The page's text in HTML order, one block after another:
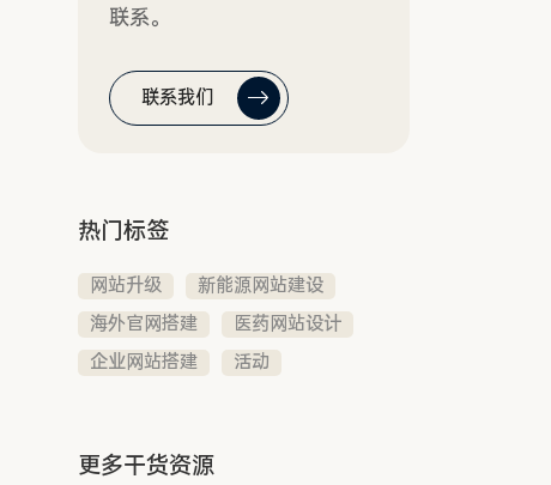
联系。
联系我们
热门标签
网站升级
新能源网站建设
海外官网搭建
医药网站设计
企业网站搭建
活动
更多干货资源